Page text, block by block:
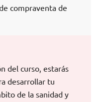
compraventa de
del curso, estarás
desarrollar tu
de la sanidad y